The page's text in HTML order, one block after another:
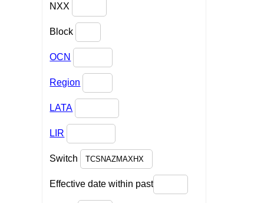
NXX
Block
OCN
Region
LATA
LIR
Switch
Effective date within past